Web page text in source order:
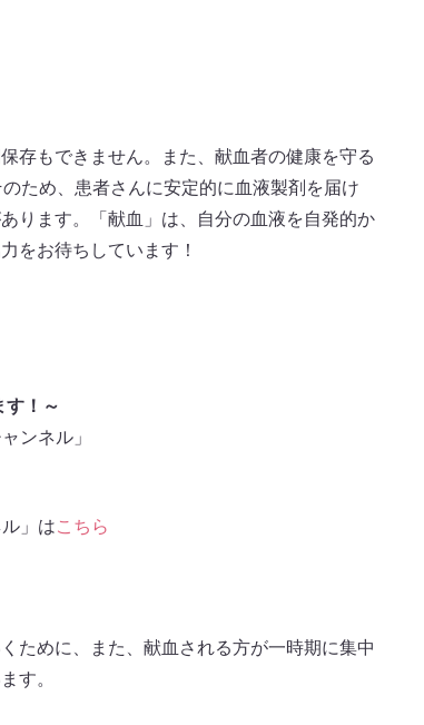
存もできません。また、献血者の健康を守る
ため、患者さんに安定的に血液製剤を届け
ります。「献血」は、自分の血液を自発的か
をお待ちしています！
す！～
ンネル」
」はこちら
ために、また、献血される方が一時期に集中
す。